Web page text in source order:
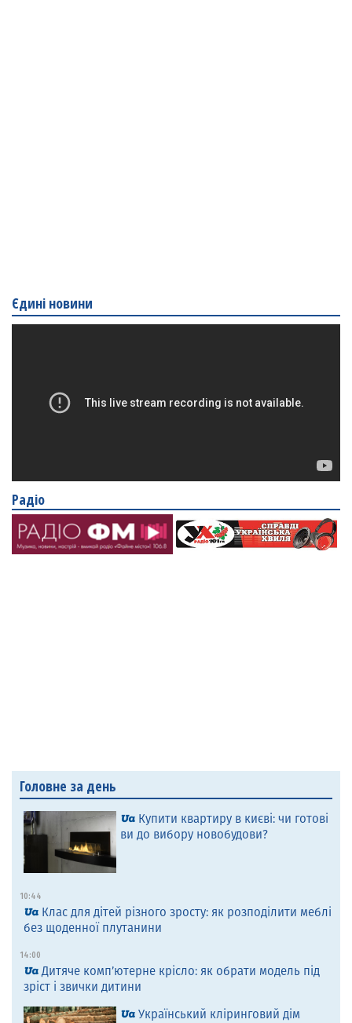
Єдині новини
Радіо
Головне за день
Купити квартиру в києві: чи готові
ви до вибору новобудови?
10:44
Клас для дітей різного зросту: як розподілити меблі
без щоденної плутанини
14:00
Дитяче комп’ютерне крісло: як обрати модель під
зріст і звички дитини
Український кліринговий дім